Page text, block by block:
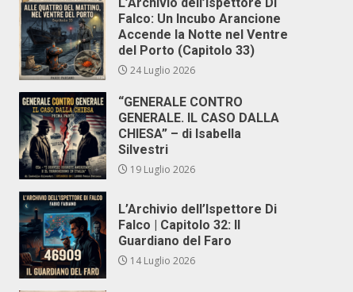
Falco: Un Incubo Arancione
Accende la Notte nel Ventre
del Porto (Capitolo 33)
24 Luglio 2026
“GENERALE CONTRO
GENERALE. IL CASO DALLA
CHIESA” – di Isabella
Silvestri
19 Luglio 2026
L’Archivio dell’Ispettore Di
Falco | Capitolo 32: Il
Guardiano del Faro
14 Luglio 2026